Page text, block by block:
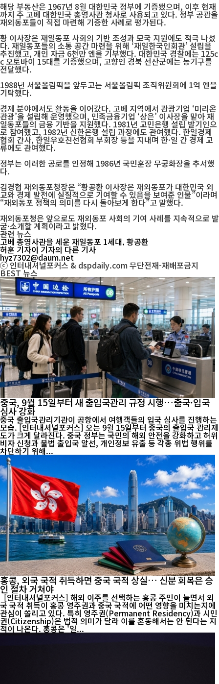
해당 부동산은 1967년 8월 대한민국 정부에 기증됐으며, 이후 현재
까지 주 고베 대한민국 총영사관 청사로 사용되고 있다. 정부 공관을
재외동포들이 직접 마련해 기증한 사례로 평가된다.
황 이사장은 재일동포 사회의 기반 조성과 모국 지원에도 적극 나섰
다. 재일동포들의 소통 공간 마련을 위해 ‘재일한국인회관’ 설립을
추진했고, 개인 자금 6천만 엔을 기부했다. 대한민국 경찰에는 125c
c 오토바이 15대를 기증했으며, 고향인 경북 선산군에는 농기구를
전달했다.
1988년 서울올림픽을 앞두고는 서울올림픽 조직위원회에 1억 엔을
기탁했다.
경제 분야에서도 활동을 이어갔다. 고베 지역에서 관광기업 ‘미리온
관광’을 설립해 운영했으며, 민족금융기업 ‘상은’ 이사장을 맡아 재
일동포들의 금융 기반을 지원했다. 1981년 교민은행 설립 발기인으
로 참여했고, 1982년 신한은행 설립 과정에도 관여했다. 한일경제
협회 간사, 한일우호친선협회 부회장 등을 지내며 한·일 간 경제 교
류에도 관여했다.
정부는 이러한 공로를 인정해 1986년 국민훈장 무궁화장을 추서했
다.
김경협 재외동포청장은 “황공환 이사장은 재외동포가 대한민국 외
교와 경제 발전에 실질적으로 기여할 수 있음을 보여준 인물”이라며
“재외동포 정책의 의미를 다시 돌아보게 한다”고 말했다.
재외동포청은 앞으로도 재외동포 사회의 기여 사례를 지속적으로 발
굴·소개할 계획이라고 밝혔다.
관련 뉴스
고베 총영사관을 세운 재일동포 1세대, 황공환
허훈 기자이 기자의 다른 기사
hyz7302@daum.net
ⓒ 인터내셔널포커스 & dspdaily.com 무단전재-재배포금지
BEST뉴스
중국, 9월 15일부터 새 출입국관리 규정 시행…출국·입국
심사 강화
중국 출입국관리기관이 공항에서 여행객들의 입국 심사를 진행하는
모습. [인터내셔널포커스] 오는 9월 15일부터 중국의 출입국 관리제
도가 크게 달라진다. 중국 정부는 국민의 해외 안전을 강화하고 허위
비자 신청과 불법 출입국 알선, 개인정보 유출 등 각종 위법 행위를
차단하기 위해...
홍콩, 외국 국적 취득하면 중국 국적 상실… 신분 회복은 승
인 절차 거쳐야
[인터내셔널포커스] 해외 이주를 선택하는 홍콩 주민이 늘면서 외
국 국적 취득이 홍콩 영주권과 중국 국적에 어떤 영향을 미치는지에
관심이 쏠리고 있다. 특히 영주권(Permanent Residency)과 시민
권(Citizenship)은 법적 의미가 달라 이를 혼동해서는 안 된다는 지
적이 나온다. 홍콩은 '일...